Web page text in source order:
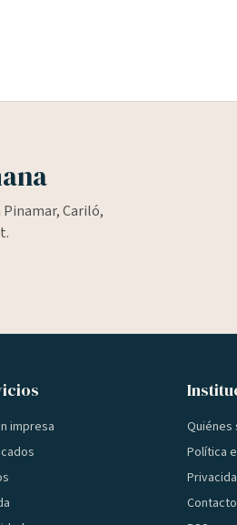
Cariló,
impresa
Quiénes
Política
Contacto